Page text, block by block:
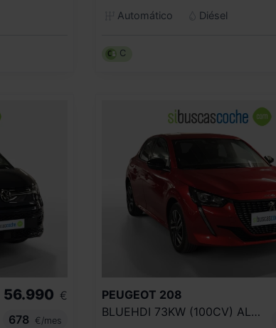
Automático
Diésel
C
56.990 €
678
€/mes
PEUGEOT 208
BLUEHDI 73KW (100CV) ALLURE PACK